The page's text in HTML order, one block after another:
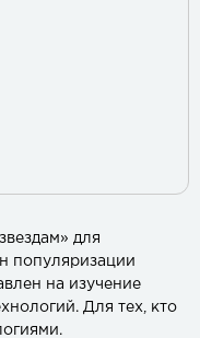
для
популяризации
на изучение
Для тех, кто